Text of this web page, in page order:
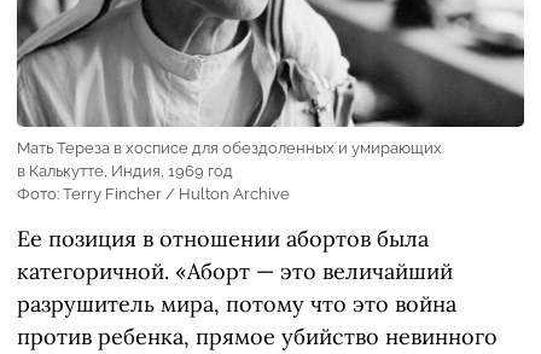
Мать Тереза в хосписе для обездоленных и умирающих
в Калькутте, Индия, 1969 год
Фото: Terry Fincher / Hulton Archive
Ее позиция в отношении абортов была
категоричной. «Аборт — это величайший
разрушитель мира, потому что это война
против ребенка, прямое убийство невинного